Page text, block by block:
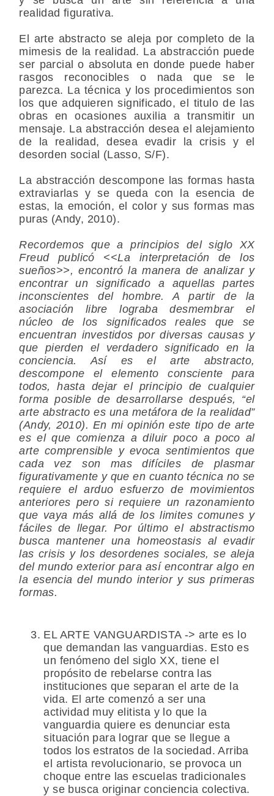
realidad figurativa.
El arte abstracto se aleja por completo de la
mimesis de la realidad. La abstracción puede
ser parcial o absoluta en donde puede haber
rasgos reconocibles o nada que se le
parezca. La técnica y los procedimientos son
los que adquieren significado, el titulo de las
obras en ocasiones auxilia a transmitir un
mensaje. La abstracción desea el alejamiento
de la realidad, desea evadir la crisis y el
desorden social (Lasso, S/F).
La abstracción descompone las formas hasta
extraviarlas y se queda con la esencia de
estas, la emoción, el color y sus formas mas
puras (Andy, 2010).
Recordemos que a principios del siglo XX
Freud publicó <<La interpretación de los
sueños>>, encontró la manera de analizar y
encontrar un significado a aquellas partes
inconscientes del hombre. A partir de la
asociación libre lograba desmembrar el
núcleo de los significados reales que se
encuentran investidos por diversas causas y
que pierden el verdadero significado en la
conciencia. Así es el arte abstracto,
descompone el elemento consciente para
todos, hasta dejar el principio de cualquier
forma posible de desarrollarse después, “el
arte abstracto es una metáfora de la realidad”
(Andy, 2010). En mi opinión este tipo de arte
es el que comienza a diluir poco a poco al
arte comprensible y evoca sentimientos que
cada vez son mas difíciles de plasmar
figurativamente y que en cuanto técnica no se
requiere el arduo esfuerzo de movimientos
anteriores pero si requiere un razonamiento
que vaya más allá de los limites comunes y
fáciles de llegar. Por último el abstractismo
busca mantener una homeostasis al evadir
las crisis y los desordenes sociales, se aleja
del mundo exterior para así encontrar algo en
la esencia del mundo interior y sus primeras
formas.
EL ARTE VANGUARDISTA -> arte es lo
que demandan las vanguardias. Esto es
un fenómeno del siglo XX, tiene el
propósito de rebelarse contra las
instituciones que separan el arte de la
vida. El arte comenzó a ser una
actividad muy elitista y lo que la
vanguardia quiere es denunciar esta
situación para lograr que se llegue a
todos los estratos de la sociedad. Arriba
el artista revolucionario, se provoca un
choque entre las escuelas tradicionales
y se busca originar conciencia colectiva.